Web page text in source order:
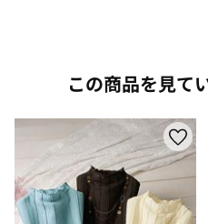
この商品を見て